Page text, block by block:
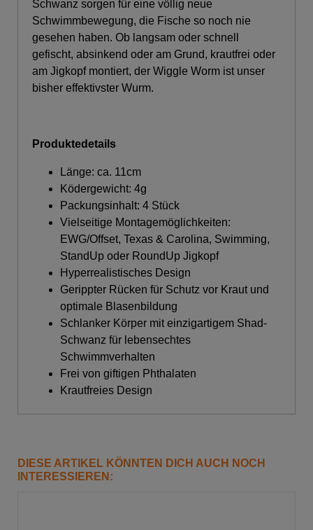
Schwanz sorgen für eine völlig neue
Schwimmbewegung, die Fische so noch nie
gesehen haben. Ob langsam oder schnell
gefischt, absinkend oder am Grund, krautfrei oder
am Jigkopf montiert, der Wiggle Worm ist unser
bisher effektivster Wurm.
Produktedetails
Länge: ca. 11cm
Ködergewicht: 4g
Packungsinhalt: 4 Stück
Vielseitige Montagemöglichkeiten:
EWG/Offset, Texas & Carolina, Swimming,
StandUp oder RoundUp Jigkopf
Hyperrealistisches Design
Gerippter Rücken für Schutz vor Kraut und
optimale Blasenbildung
Schlanker Körper mit einzigartigem Shad-
Schwanz für lebensechtes
Schwimmverhalten
Frei von giftigen Phthalaten
Krautfreies Design
DIESE ARTIKEL KÖNNTEN DICH AUCH NOCH
INTERESSIEREN: